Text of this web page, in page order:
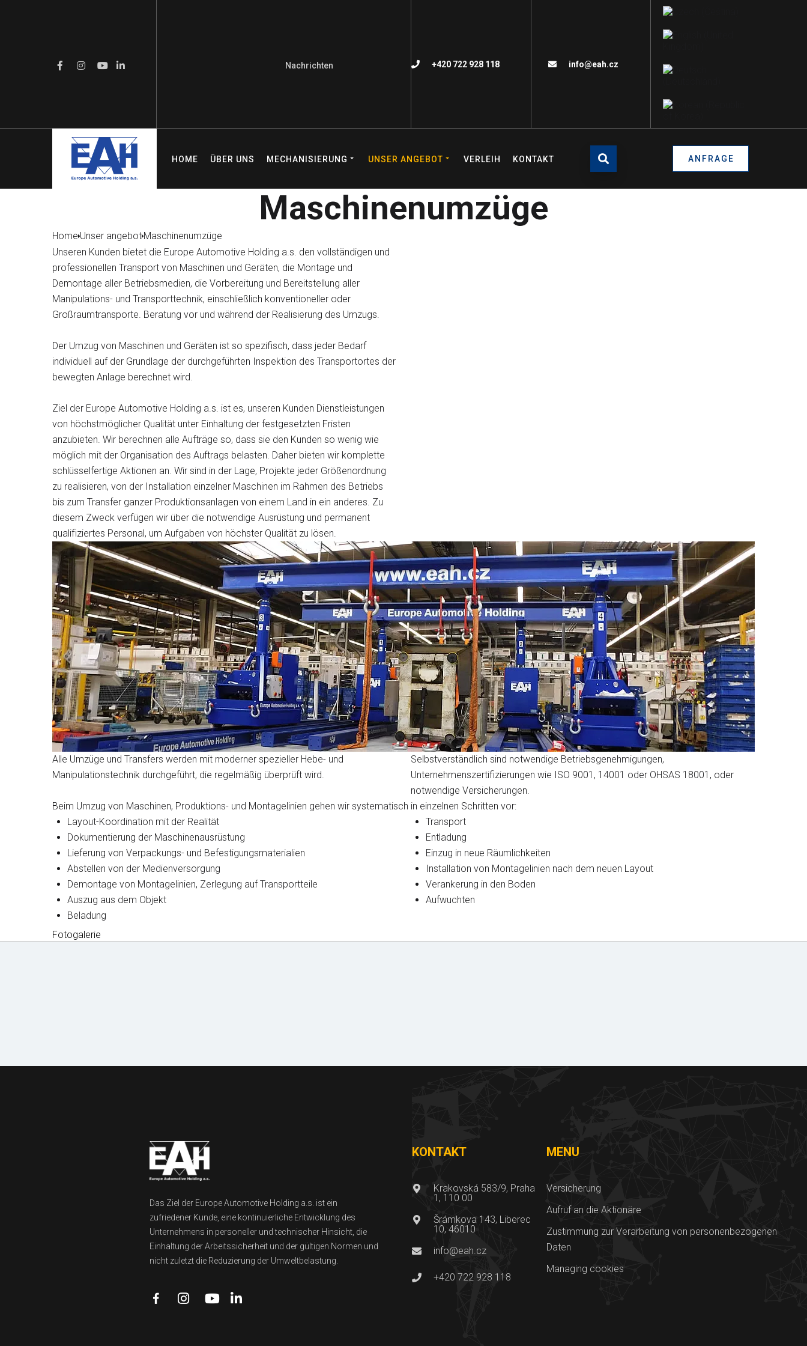
Nachrichten +420 722 928 118 info@eah.cz
HOME ÜBER UNS MECHANISIERUNG UNSER ANGEBOT VERLEIH KONTAKT ANFRAGE
Maschinenumzüge
Home Unser angebot Maschinenumzüge
Unseren Kunden bietet die Europe Automotive Holding a.s. den vollständigen und
professionellen Transport von Maschinen und Geräten, die Montage und
Demontage aller Betriebsmedien, die Vorbereitung und Bereitstellung aller
Manipulations- und Transporttechnik, einschließlich konventioneller oder
Großraumtransporte. Beratung vor und während der Realisierung des Umzugs.
Der Umzug von Maschinen und Geräten ist so spezifisch, dass jeder Bedarf
individuell auf der Grundlage der durchgeführten Inspektion des Transportortes der
bewegten Anlage berechnet wird.
Ziel der Europe Automotive Holding a.s. ist es, unseren Kunden Dienstleistungen
von höchstmöglicher Qualität unter Einhaltung der festgesetzten Fristen
anzubieten. Wir berechnen alle Aufträge so, dass sie den Kunden so wenig wie
möglich mit der Organisation des Auftrags belasten. Daher bieten wir komplette
schlüsselfertige Aktionen an. Wir sind in der Lage, Projekte jeder Größenordnung
zu realisieren, von der Installation einzelner Maschinen im Rahmen des Betriebs
bis zum Transfer ganzer Produktionsanlagen von einem Land in ein anderes. Zu
diesem Zweck verfügen wir über die notwendige Ausrüstung und permanent
qualifiziertes Personal, um Aufgaben von höchster Qualität zu lösen.
Alle Umzüge und Transfers werden mit moderner spezieller Hebe- und
Manipulationstechnik durchgeführt, die regelmäßig überprüft wird.
Selbstverständlich sind notwendige Betriebsgenehmigungen,
Unternehmenszertifizierungen wie ISO 9001, 14001 oder OHSAS 18001, oder
notwendige Versicherungen.
Beim Umzug von Maschinen, Produktions- und Montagelinien gehen wir systematisch in einzelnen Schritten vor:
Layout-Koordination mit der Realität
Dokumentierung der Maschinenausrüstung
Lieferung von Verpackungs- und Befestigungsmaterialien
Abstellen von der Medienversorgung
Demontage von Montagelinien, Zerlegung auf Transportteile
Auszug aus dem Objekt
Beladung
Transport
Entladung
Einzug in neue Räumlichkeiten
Installation von Montagelinien nach dem neuen Layout
Verankerung in den Boden
Aufwuchten
Fotogalerie
Das Ziel der Europe Automotive Holding a.s. ist ein
zufriedener Kunde, eine kontinuierliche Entwicklung des
Unternehmens in personeller und technischer Hinsicht, die
Einhaltung der Arbeitssicherheit und der gültigen Normen und
nicht zuletzt die Reduzierung der Umweltbelastung.
KONTAKT
Krakovská 583/9, Praha
1, 110 00
Šrámkova 143, Liberec
10, 46010
info@eah.cz
+420 722 928 118
MENU
Versicherung
Aufruf an die Aktionäre
Zustimmung zur Verarbeitung von personenbezogenen
Daten
Managing cookies